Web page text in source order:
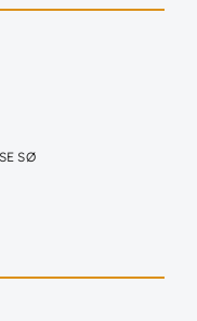
SØ